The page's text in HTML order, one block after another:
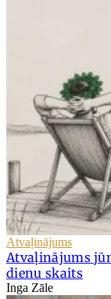
Atvaļinājums
Atvaļinājums
dienu skaits
Inga Zāle